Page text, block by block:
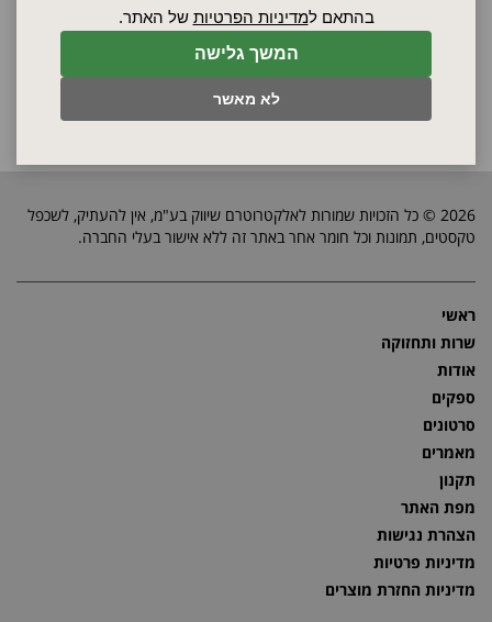
המשך גלישה
לא מאשר
בהתאם למדיניות הפרטיות של האתר.
לפרטים לפרטים
2026 © כל הזכויות שמורות לאלקטרוטרם שיווק בע"מ, אין להעתיק, לשכפל
טקסטים, תמונות וכל חומר אחר באתר זה ללא אישור בעלי החברה.
ראשי
שרות ותחזוקה
אודות
ספקים
סרטונים
מאמרים
תקנון
מפת האתר
הצהרת נגישות
מדיניות פרטיות
מדיניות החזרת מוצרים